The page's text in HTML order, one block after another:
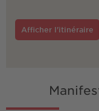
Afficher l'itinéraire